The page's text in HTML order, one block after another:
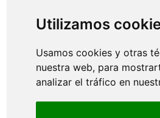
Utilizamos
Usamos cookies y otras
nuestra web, para
analizar el tráfico en